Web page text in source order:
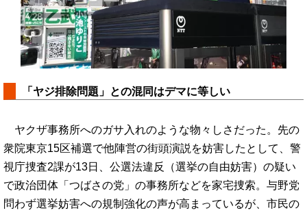
「ヤジ排除問題」との混同はデマに等しい
ヤクザ事務所へのガサ入れのような物々しさだった。先の
衆院東京15区補選で他陣営の街頭演説を妨害したとして、警
視庁捜査2課が13日、公選法違反（選挙の自由妨害）の疑い
で政治団体「つばさの党」の事務所などを家宅捜索。与野党
問わず選挙妨害への規制強化の声が高まっているが、市民の